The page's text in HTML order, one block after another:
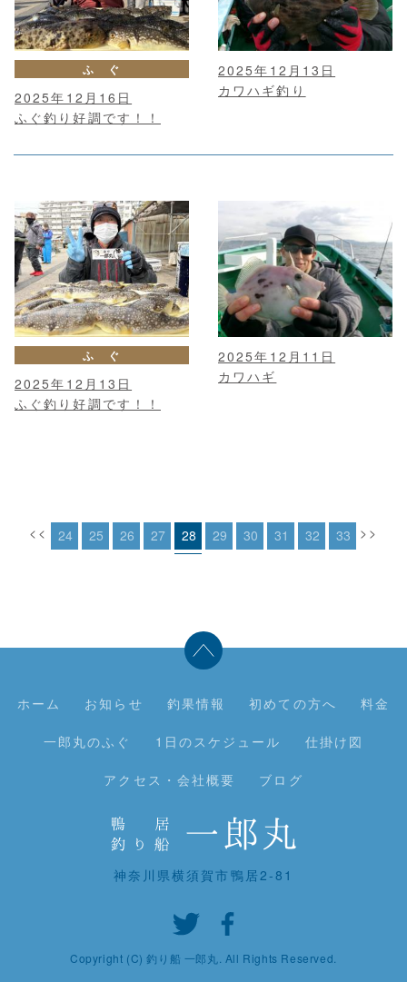
ふ ぐ
2025年12月16日
ふぐ釣り好調です！！
2025年12月13日
カワハギ釣り
ふ ぐ
2025年12月13日
ふぐ釣り好調です！！
2025年12月11日
カワハギ
<< 24 25 26 27 28 29 30 31 32 33 >>
ホーム お知らせ 釣果情報 初めての方へ 料金
一郎丸のふぐ 1日のスケジュール 仕掛け図
アクセス・会社概要 ブログ
神奈川県横須賀市鴨居2-81
Copyright (C) 釣り船 一郎丸. All Rights Reserved.